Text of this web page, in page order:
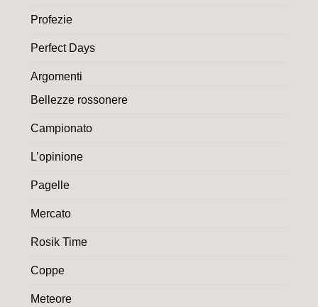
Profezie
Perfect Days
Argomenti
Bellezze rossonere
Campionato
L’opinione
Pagelle
Mercato
Rosik Time
Coppe
Meteore